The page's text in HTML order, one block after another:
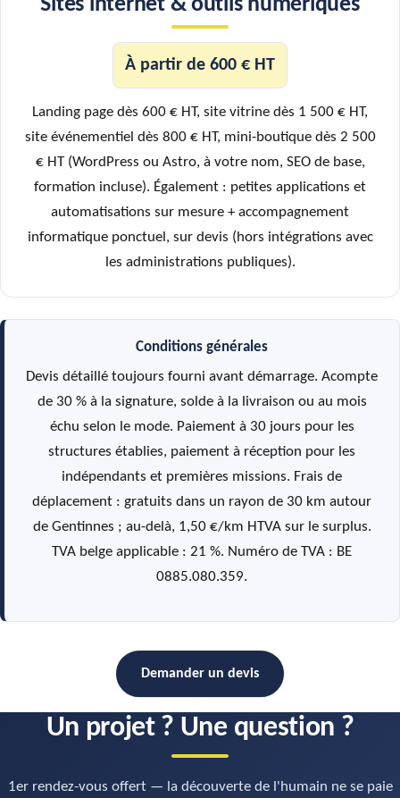
Sites internet & outils numériques
À partir de 600 € HT
Landing page dès 600 € HT, site vitrine dès 1 500 € HT,
site événementiel dès 800 € HT, mini-boutique dès 2 500
€ HT (WordPress ou Astro, à votre nom, SEO de base,
formation incluse). Également : petites applications et
automatisations sur mesure + accompagnement
informatique ponctuel, sur devis (hors intégrations avec
les administrations publiques).
Conditions générales
Devis détaillé toujours fourni avant démarrage. Acompte
de 30 % à la signature, solde à la livraison ou au mois
échu selon le mode. Paiement à 30 jours pour les
structures établies, paiement à réception pour les
indépendants et premières missions. Frais de
déplacement : gratuits dans un rayon de 30 km autour
de Gentinnes ; au-delà, 1,50 €/km HTVA sur le surplus.
TVA belge applicable : 21 %. Numéro de TVA : BE
0885.080.359.
Demander un devis
Un projet ? Une question ?
1er rendez-vous offert — la découverte de l'humain ne se paie